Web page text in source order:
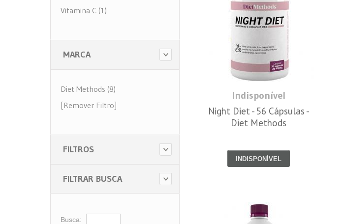
Vitamina C (1)
MARCA
Diet Methods (8)
[Remover Filtro]
FILTROS
FILTRAR BUSCA
Busca:
Indisponível
Night Diet - 56 Cápsulas -
Diet Methods
INDISPONÍVEL